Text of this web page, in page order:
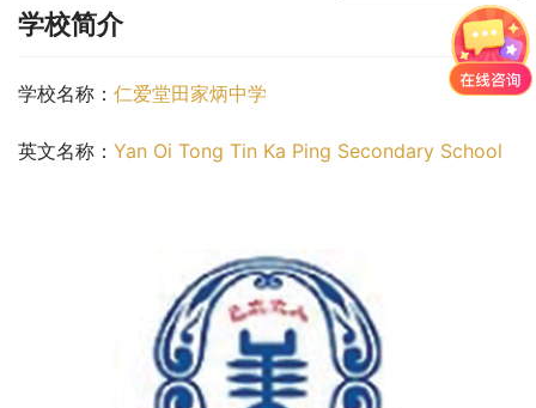
学校简介
学校名称： 仁爱堂田家炳中学
英文名称： Yan Oi Tong Tin Ka Ping Secondary School